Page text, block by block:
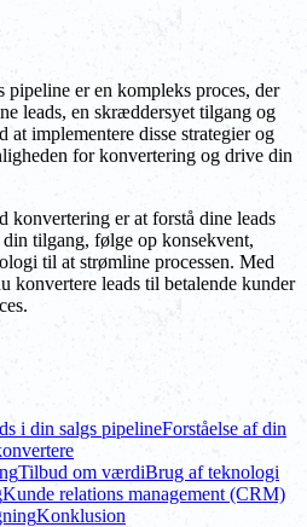
pipeline er en kompleks proces, der
leads, en skræddersyet tilgang og
implementere disse strategier og
for konvertering og drive din
er at forstå dine leads
din tilgang, følge op konsekvent,
til at strømline processen. Med
konvertere leads til betalende kunder
i din salgs pipelineForståelse af din
Tilbud om værdiBrug af teknologi
Kunde relations management (CRM)
Konklusion